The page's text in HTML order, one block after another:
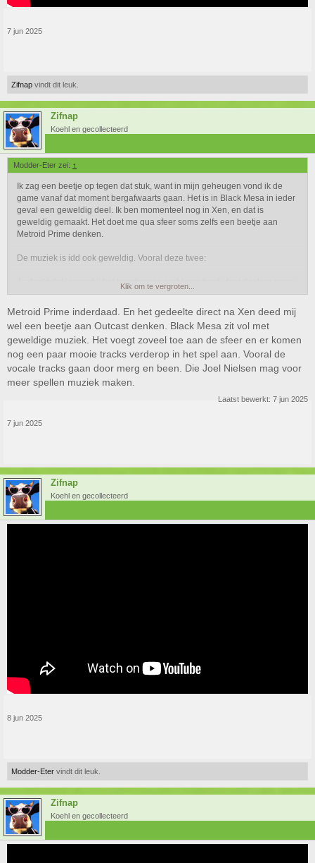
7 jun 2025
Zifnap vindt dit leuk.
Zifnap
Koehl en gecollecteerd
Modder-Eter zei: ↑
Ik zag een beetje op tegen dat stuk, want in mijn geheugen vond ik de
game vanaf dat moment bergafwaarts gaan. Het is in Black Mesa in ieder
geval een geweldig deel. Ik ben momenteel nog in Xen, en dat is
geweldig gemaakt. Het doet me qua sfeer soms zelfs een beetje aan
Metroid Prime denken.
De muziek is idd ook geweldig. Vooral deze twee:
Je denkt dat je voorbij het beschreven probleem bent, doet de deur open
en ziet dan voor je dat dit pas echt het begin is. Dan start deze muziek:
Klik om te vergroten...
Metroid Prime inderdaad. En het gedeelte direct na Xen deed mij
wel een beetje aan Outcast denken. Black Mesa zit vol met
geweldige muziek. Het voegt zoveel toe aan de sfeer en er komen
nog een paar mooie tracks verderop in het spel aan. Vooral de
vocale tracks gaan door merg en been. Die Joel Nielsen mag voor
meer spellen muziek maken.
Laatst bewerkt: 7 jun 2025
7 jun 2025
Zifnap
Koehl en gecollecteerd
8 jun 2025
Modder-Eter vindt dit leuk.
Zifnap
Koehl en gecollecteerd